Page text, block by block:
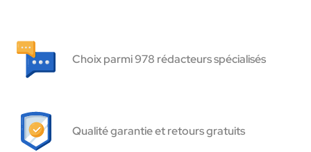
Choix parmi 978 rédacteurs spécialisés
Qualité garantie et retours gratuits